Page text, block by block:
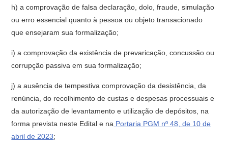
h) a comprovação de falsa declaração, dolo, fraude, simulação
ou erro essencial quanto à pessoa ou objeto transacionado
que ensejaram sua formalização;
i) a comprovação da existência de prevaricação, concussão ou
corrupção passiva em sua formalização;
j) a ausência de tempestiva comprovação da desistência, da
renúncia, do recolhimento de custas e despesas processuais e
da autorização de levantamento e utilização de depósitos, na
forma prevista neste Edital e na Portaria PGM nº 48, de 10 de
abril de 2023;